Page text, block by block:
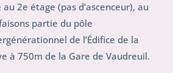
2e étage (pas d’ascenceur), au
partie du pôle
de l’Édifice de la
à 750m de la Gare de Vaudreuil.